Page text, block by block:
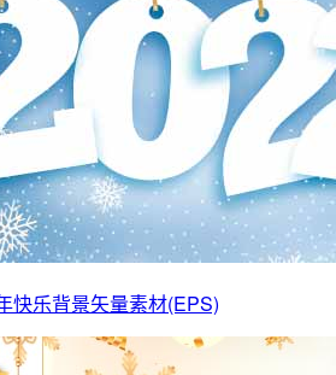
快乐背景矢量素材(EPS)